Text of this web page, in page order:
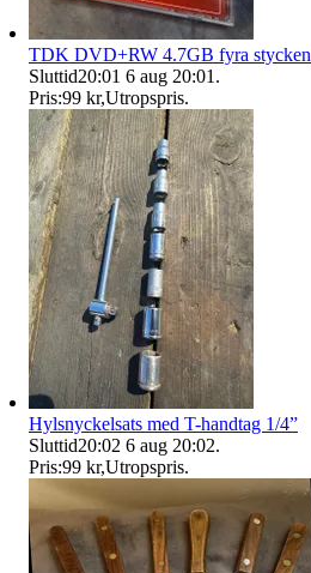
TDK DVD+RW 4.7GB fyra stycken
Sluttid20:01 6 aug 20:01 .
Pris:99 kr,Utropspris.
Hylsnyckelsats med T-handtag 1/4”
Sluttid20:02 6 aug 20:02.
Pris:99 kr,Utropspris.